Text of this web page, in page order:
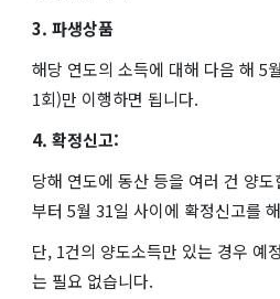
3. 파생상품
해당 연도의 소득에 대해 다음 해 5
1회)만 이행하면 됩니다.
4. 확정신고:
당해 연도에 동산 등을 여러 건 양
부터 5월 31일 사이에 확정신고를
단, 1건의 양도소득만 있는 경우 예
는 필요 없습니다.